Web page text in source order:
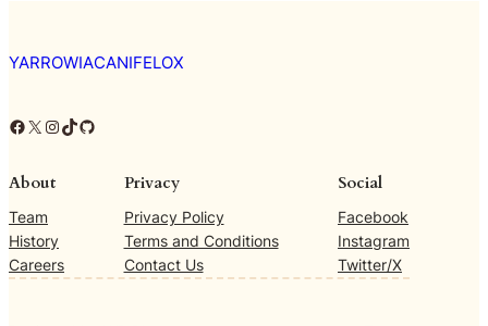
YARROWIACANIFELOX
Facebook X Instagram TikTok GitHub
About
Team
History
Careers
Privacy
Privacy Policy
Terms and Conditions
Contact Us
Social
Facebook
Instagram
Twitter/X